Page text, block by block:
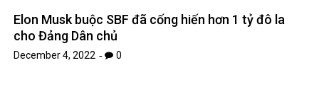
Elon Musk buộc SBF đã cống hiến hơn 1 tỷ đô la
cho Đảng Dân chủ
December 4, 2022 0